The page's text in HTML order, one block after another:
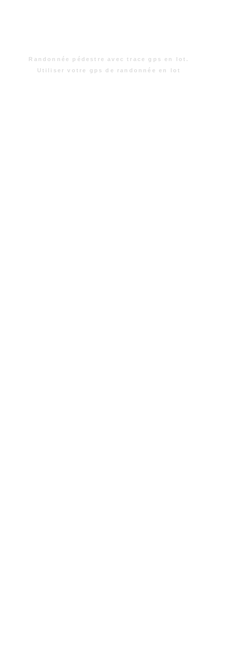
Randonnée pédestre avec trace gps en lot.
Utiliser votre gps de randonnée en lot